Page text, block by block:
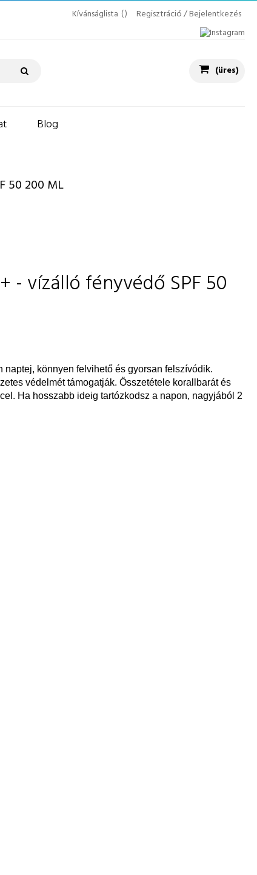
Kívánságlista Regisztráció / Bejelentkezés
(üres)
Blog
50 200 ML
- vízálló fényvédő SPF 50
könnyen felvihető és gyorsan felszívódik.
védelmét támogatják. Összetétele korallbarát és
Ha hosszabb ideig tartózkodsz a napon, nagyjából 2